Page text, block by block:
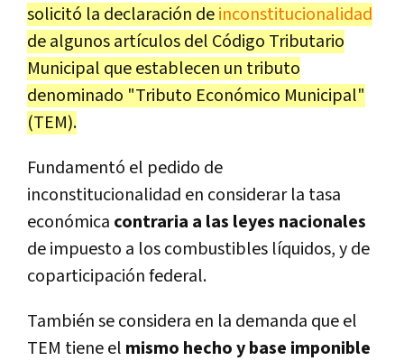
solicitó la declaración deinconstitucionalidad
de algunos artículos del Código Tributario
Municipal que establecen un tributo
denominado "Tributo Económico Municipal"
(TEM).
Fundamentó el pedido de
inconstitucionalidad en considerar la tasa
económica contraria a las leyes nacionales
de impuesto a los combustibles líquidos, y de
coparticipación federal.
También se considera en la demanda que el
TEM tiene el mismo hecho y base imponible